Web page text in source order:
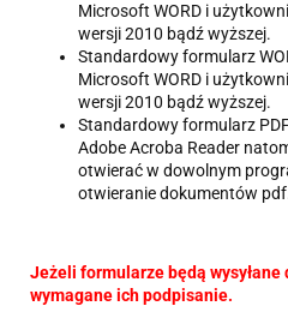
Microsoft WORD i
wersji 2010 bądź wyższej.
Standardowy formularz
Microsoft WORD i
wersji 2010 bądź wyższej.
Standardowy formularz
Adobe Acroba Reader
otwierać w dowolnym
otwieranie dokumentów
Jeżeli formularze będą
wymagane ich podpisanie.